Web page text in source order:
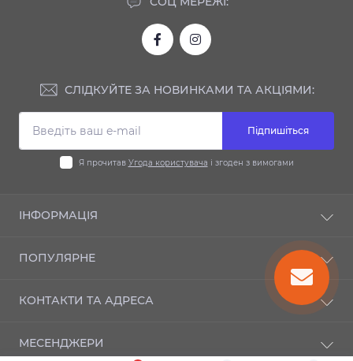
СЛІДКУЙТЕ ЗА НОВИНКАМИ ТА АКЦІЯМИ:
Підпишіться
Я прочитав Угода користувача і згоден з вимогами
ІНФОРМАЦІЯ
Гарантія
Шиномонтаж
Зворотній зв’язок
ПОПУЛЯРНЕ
Автошини
КОНТАКТИ ТА АДРЕСА
МЕСЕНДЖЕРИ